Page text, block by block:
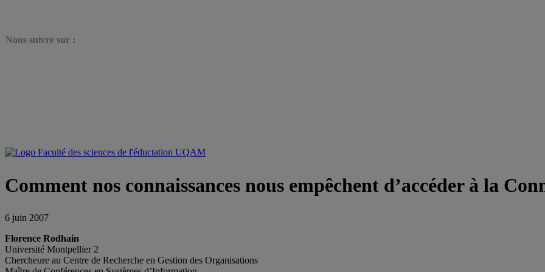
Nous suivre sur :
Comment nos connaissances nous empêchent d’accéder à la
6 juin 2007
Florence Rodhain
Université Montpellier 2
Chercheure au Centre de Recherche en Gestion des Organisations